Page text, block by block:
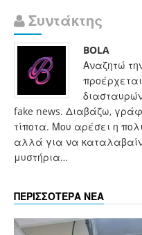
Συντάκτης
BOLA
Αναζητώ
fake news. Διαβάζω,
τίποτα. Μου αρέσει η
αλλά για να
μυστήρια…
ΠΕΡΙΣΣΟΤΕΡΑ ΝΕΑ